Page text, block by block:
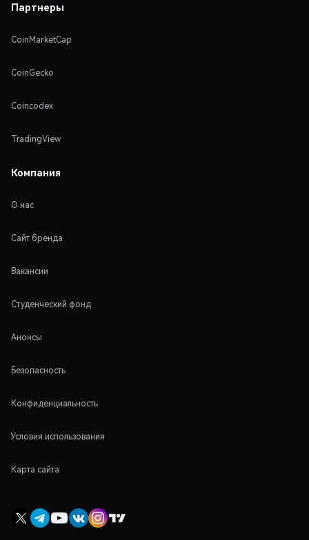
Партнеры
CoinMarketCap
CoinGecko
Coincodex
TradingView
Компания
О нас
Сайт бренда
Вакансии
Студенческий фонд
Анонсы
Безопасность
Конфиденциальность
Условия использования
Карта сайта